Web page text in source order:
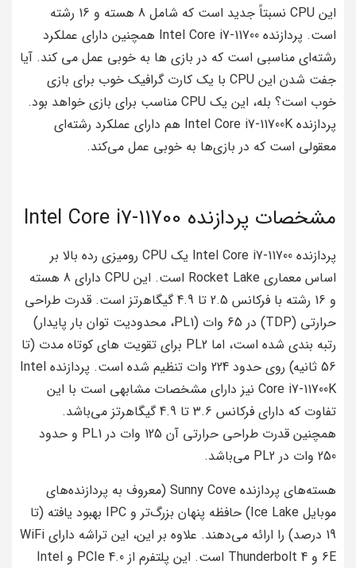
این CPU نسبتاً جدید است که شامل 8 هسته و 16 رشته
است. پردازنده Intel Core i7-11700 همچنین دارای عملکرد
رشته‌ای مناسبی است که در بازی ها به خوبی عمل می کند. آیا
جفت شدن این CPU با یک کارت گرافیک خوب برای بازی
خوب است؟ بله، این یک CPU مناسب برای بازی خواهد بود.
پردازنده Intel Core i7-11700K هم دارای عملکرد رشته‌ای
معقولی است که در بازی‌ها به خوبی عمل می‌کند.
مشخصات پردازنده Intel Core i7-11700
پردازنده Intel Core i7-11700 یک CPU رومیزی رده بالا بر
اساس معماری Rocket Lake است. این CPU دارای 8 هسته
و 16 رشته با فرکانس 2.5 تا 4.9 گیگاهرتز است. قدرت طراحی
حرارتی (TDP) در 65 وات (PL1، محدودیت توان بار پایدار)
رتبه بندی شده است، اما PL2 برای تقویت های کوتاه مدت (تا
56 ثانیه) روی حدود 224 وات تنظیم شده است. پردازنده Intel
Core i7-11700K نیز دارای مشخصات مشابهی است با این
تفاوت که دارای فرکانس 3.6 تا 4.9 گیگاهرتز می‌باشد.
همچنین قدرت طراحی حرارتی آن 125 وات در PL1 و حدود
250 وات در PL2 می‌باشد.
هسته‌های پردازنده Sunny Cove (معروف به پردازنده‌های
موبایل Ice Lake) حافظه پنهان بزرگ‌تر و IPC بهبود یافته (تا
19 درصد) را ارائه می‌دهند. علاوه بر این، این تراشه دارای WiFi
6E و Thunderbolt 4 است. این پلتفرم از PCIe 4.0 و Intel